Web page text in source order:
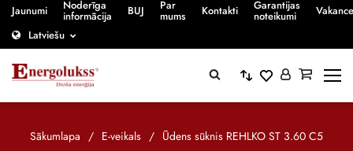
Jaunumi Noderīga
informācija BUJ Par
mums Kontakti Garantijas
noteikumi
Latviešu
Sākumlapa / E-veikals / Ūdens sūknis REHLKO ST 3.60 C5